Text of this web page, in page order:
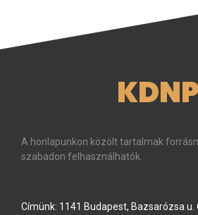
KDNP
A honlapunkon közölt tartalmak
szabadon felhasználhatók.
Címünk: 1141 Budapest, Bazsarózsa u.